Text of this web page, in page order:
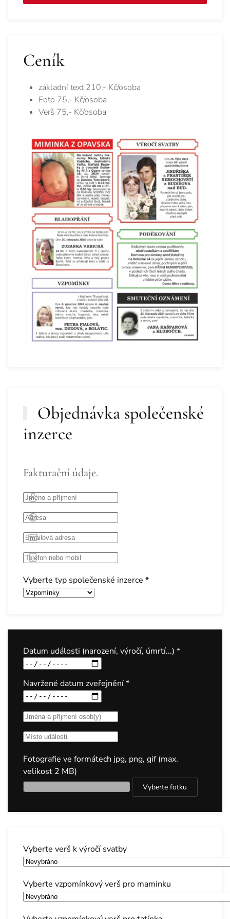
Ceník
základní text 210,- Kč/osoba
Foto 75,- Kč/osoba
Verš 75,- Kč/osoba
Objednávka společenské
inzerce
Fakturační údaje.
Vyberte typ společenské inzerce *
Datum události (narození, výročí, úmrtí...) *
Navržené datum zveřejnění*
Fotografie ve formátech jpg, png, gif (max.
velikost 2 MB)
Vyberte fotku
Vyberte verš k výročí svatby
Vyberte vzpomínkový verš pro maminku